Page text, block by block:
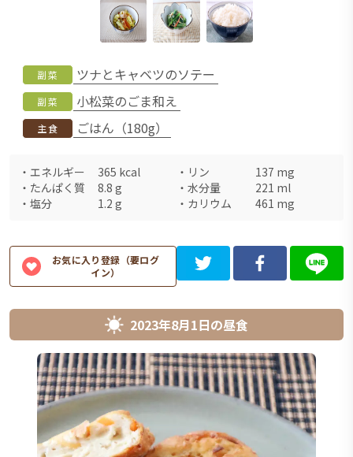
副菜 ツナとキャベツのソテー
副菜 小松菜のごま和え
主食 ごはん（180g）
・ エネルギー 365 kcal ・ リン 137 mg
・ たんぱく質 8.8 g ・ 水分量 221 ml
・ 塩分 1.2 g ・ カリウム 461 mg
お気に入り登録（要ログ
イン）
2023年8月1日の昼食